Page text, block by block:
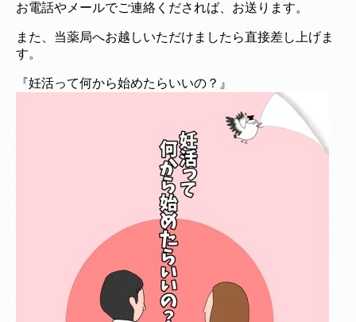
お電話やメールでご連絡くだされば、お送ります。
また、当薬局へお越しいただけましたら直接差し上げま
す。
『妊活って何から始めたらいいの？』